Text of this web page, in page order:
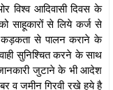
आदिवासी दिवस के
साहूकारों से लिये कर्ज से
कड़कता से पालन कराने के
सुनिश्चित करने के साथ
जुटाने के भी आदेश
व जमीन गिरवी रखे हुये है